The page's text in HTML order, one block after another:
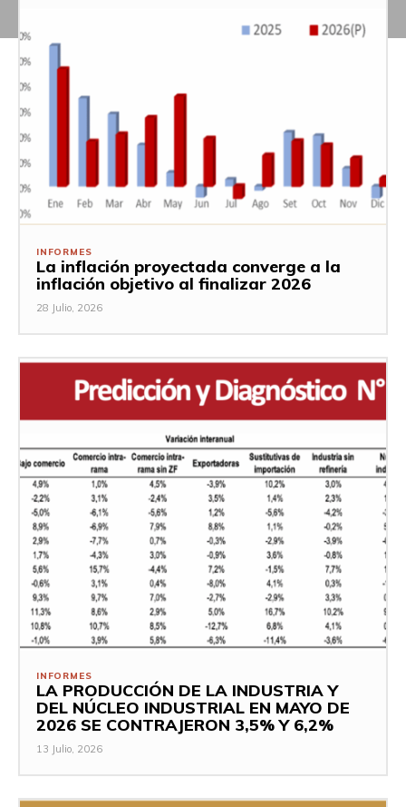
INFORMES
La inflación proyectada converge a la
inflación objetivo al finalizar 2026
28 Julio, 2026
INFORMES
LA PRODUCCIÓN DE LA INDUSTRIA Y
DEL NÚCLEO INDUSTRIAL EN MAYO DE
2026 SE CONTRAJERON 3,5% Y 6,2%
13 Julio, 2026